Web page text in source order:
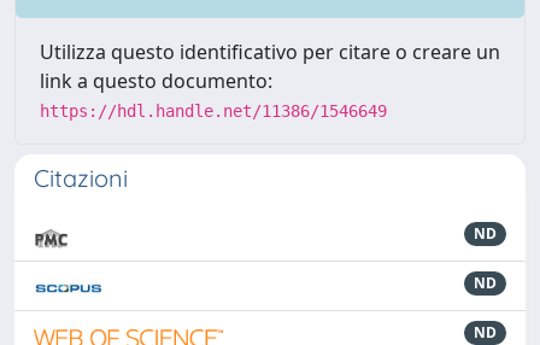
Utilizza questo identificativo per citare o creare un
link a questo documento:
https://hdl.handle.net/11386/1546649
Citazioni
ND
ND
ND